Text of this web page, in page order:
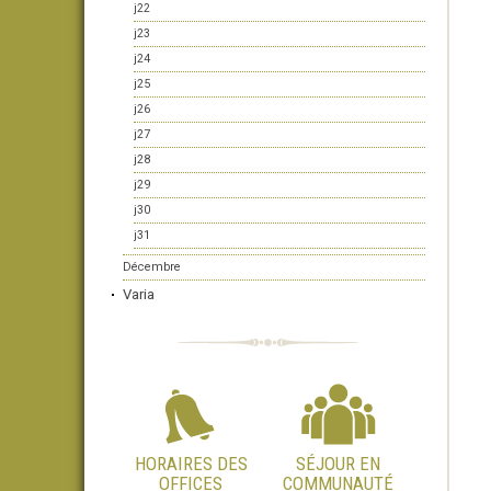
j22
j23
j24
j25
j26
j27
j28
j29
j30
j31
Décembre
Varia
HORAIRES DES
OFFICES
SÉJOUR EN
COMMUNAUTÉ